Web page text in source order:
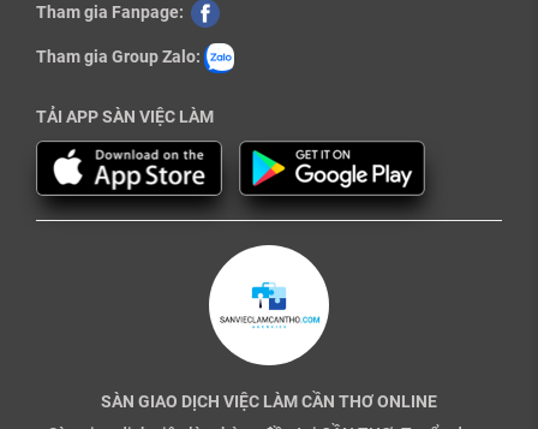
Tham gia Fanpage:
Tham gia Group Zalo:
TẢI APP SÀN VIỆC LÀM
SÀN GIAO DỊCH VIỆC LÀM CẦN THƠ ONLINE